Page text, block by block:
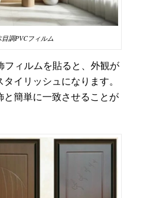
調PVCフィルム
フィルムを貼ると、外観が
イリッシュになります。
と簡単に一致させることが